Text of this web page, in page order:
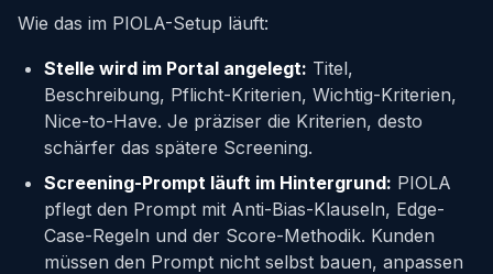
Wie das im PIOLA-Setup läuft:
Stelle wird im Portal angelegt: Titel,
Beschreibung, Pflicht-Kriterien, Wichtig-Kriterien,
Nice-to-Have. Je präziser die Kriterien, desto
schärfer das spätere Screening.
Screening-Prompt läuft im Hintergrund: PIOLA
pflegt den Prompt mit Anti-Bias-Klauseln, Edge-
Case-Regeln und der Score-Methodik. Kunden
müssen den Prompt nicht selbst bauen, anpassen